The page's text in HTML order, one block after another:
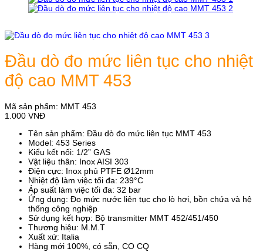
Đầu dò đo mức liên tục cho nhiệt
độ cao MMT 453
Mã sản phẩm: MMT 453
1.000 VNĐ
Tên sản phẩm: Đầu dò đo mức liên tục MMT 453
Model: 453 Series
Kiểu kết nối: 1/2” GAS
Vật liệu thân: Inox AISI 303
Điện cực: Inox phủ PTFE Ø12mm
Nhiệt độ làm việc tối đa: 239°C
Áp suất làm việc tối đa: 32 bar
Ứng dụng: Đo mức nước liên tục cho lò hơi, bồn chứa và hệ
thống công nghiệp
Sử dụng kết hợp: Bộ transmitter MMT 452/451/450
Thương hiệu: M.M.T
Xuất xứ: Italia
Hàng mới 100%, có sẵn, CO CQ